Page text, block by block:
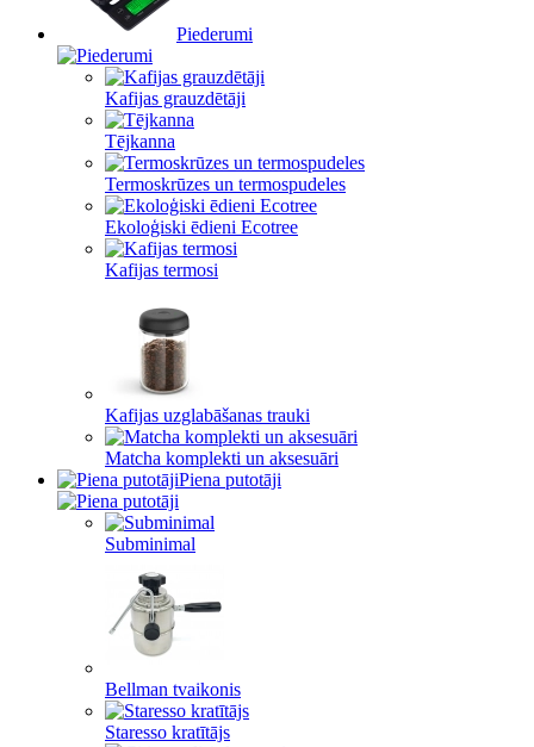
Piederumi
Kafijas grauzdētāji
Tējkanna
Termoskrūzes un termospudeles
Ekoloģiski ēdieni Ecotree
Kafijas termosi
Kafijas uzglabāšanas trauki
Matcha komplekti un aksesuāri
Piena putotāji
Subminimal
Bellman tvaikonis
Staresso kratītājs